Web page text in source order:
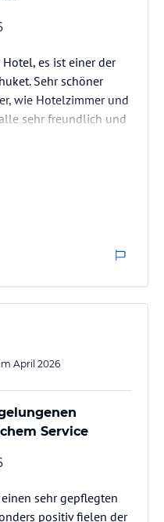
es ist einer der
Sehr schöner
wie Hotelzimmer und
sehr freundlich und
sehr schön.
April 2026
Service
sehr gepflegten
positiv fielen der